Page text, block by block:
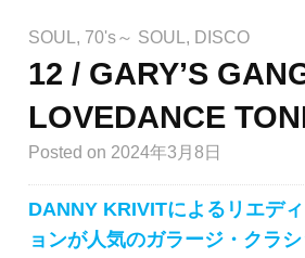
SOUL , 70's～ SOUL , DISCO
12 / GARY’S
LOVEDANCE
Posted on 2024年3月8日
DANNY KRIVITによるリエデ
ョンが人気のガラージ・クラ